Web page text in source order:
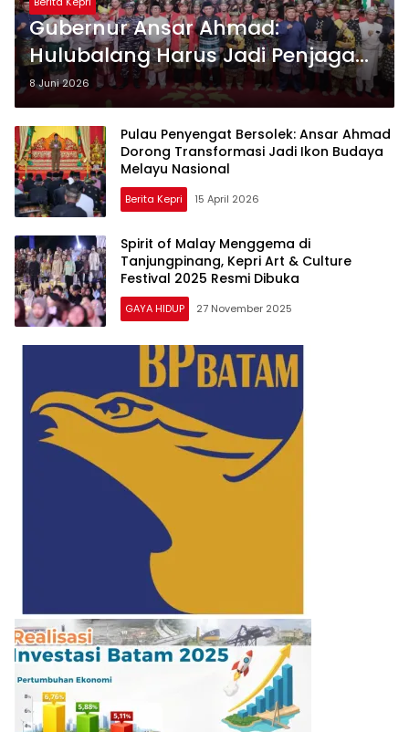
Gubernur Ansar Ahmad:
Hulubalang Harus Jadi Penjaga
Marwah Melayu di Tengah
Tantangan Zaman
8 Juni 2026
Pulau Penyengat Bersolek: Ansar Ahmad
Dorong Transformasi Jadi Ikon Budaya
Melayu Nasional
Berita Kepri 15 April 2026
Spirit of Malay Menggema di
Tanjungpinang, Kepri Art & Culture
Festival 2025 Resmi Dibuka
GAYA HIDUP 27 November 2025